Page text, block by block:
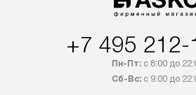
+7 495 212-
Пн-Пт:с 8:00 до
Сб-Вс:с 9:00 до